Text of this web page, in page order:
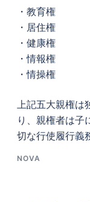
・教育権
・居住権
・健康権
・情報権
・情操権
上記五大親権は
り、親権者は子
切な行使履行義
NOVA